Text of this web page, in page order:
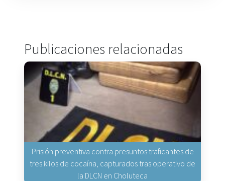
Publicaciones relacionadas
Prisión preventiva contra presuntos traficantes de
tres kilos de cocaína, capturados tras operativo de
la DLCN en Choluteca